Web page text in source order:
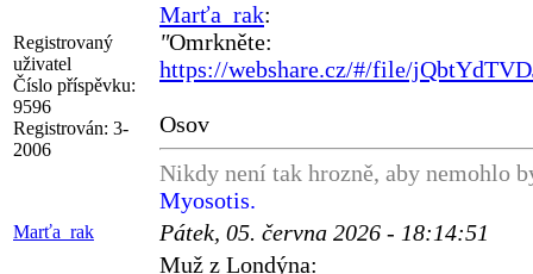
Registrovaný
uživatel
Číslo příspěvku:
9596
Registrován: 3-
2006
Marťa_rak:
"Omrkněte:
https://webshare.cz/#/file/
Osov
Nikdy není tak hrozně, aby nemohlo
Myosotis.
Marťa_rak
Pátek, 05. června 2026 - 18:14:51
Muž z Londýna: